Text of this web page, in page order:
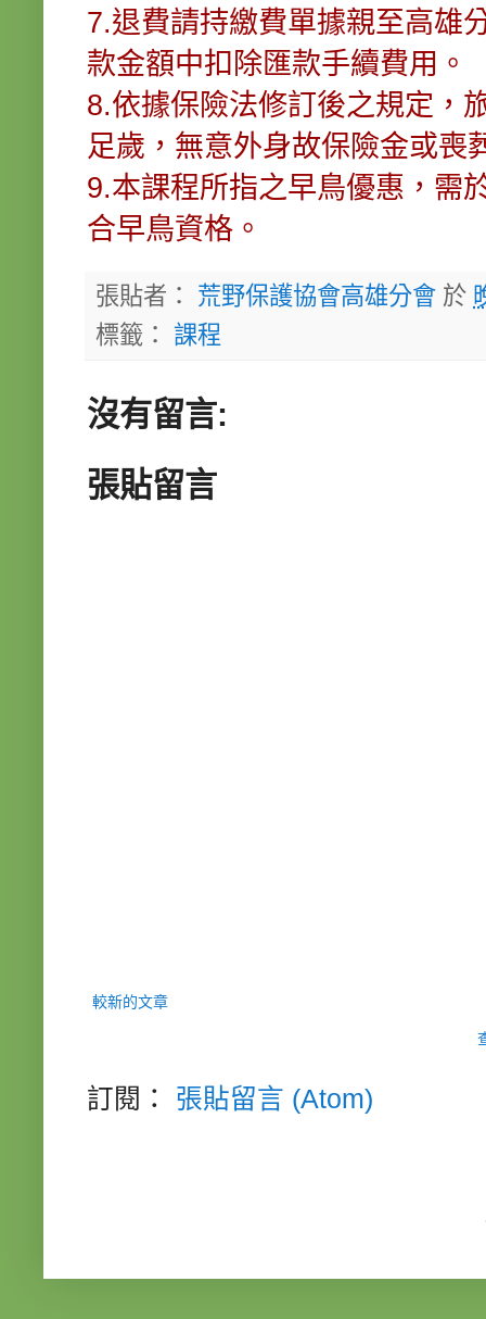
7.退費請持繳費單據親至高雄
款金額中扣除匯款手續費用。
8.依據保險法修訂後之規定，
足歲，無意外身故保險金或喪
9.本課程所指之早鳥優惠，需
合早鳥資格。
張貼者： 荒野保護協會高雄分會 於
標籤： 課程
沒有留言:
張貼留言
較新的文章
訂閱： 張貼留言 (Atom)